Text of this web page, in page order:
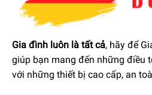
Gia đình luôn là tất cả, hãy để
giúp bạn mang đến những điều
với những thiết bị cao cấp, an